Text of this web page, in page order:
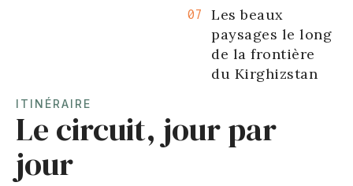
Les beaux
paysages le long
de la frontière
du Kirghizstan
ITINÉRAIRE
Le circuit, jour par
jour